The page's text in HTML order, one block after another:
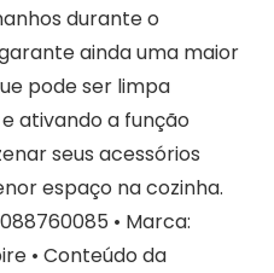
durante o
ainda uma maior
pode ser limpa
ativando a função
seus acessórios
espaço na cozinha.
• Marca:
• Conteúdo da